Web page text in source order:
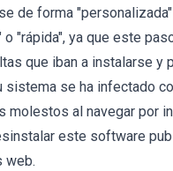
de forma
"rápida", ya que este
que iban a instalarse y
sistema se ha infectado
molestos al navegar por
este software
web.